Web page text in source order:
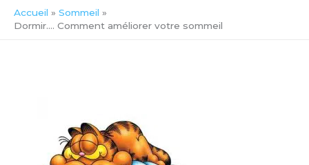
Accueil
Sommeil
Dormir…. Comment améliorer votre sommeil